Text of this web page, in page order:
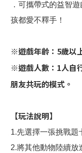
．可攜帶式的益智
孩都愛不釋手！
※遊戲年齡：5歲以
※遊戲人數：1人自
朋友共玩的模式。
【玩法說明】
1.先選擇一張挑戰題
2.將其他動物陸續放